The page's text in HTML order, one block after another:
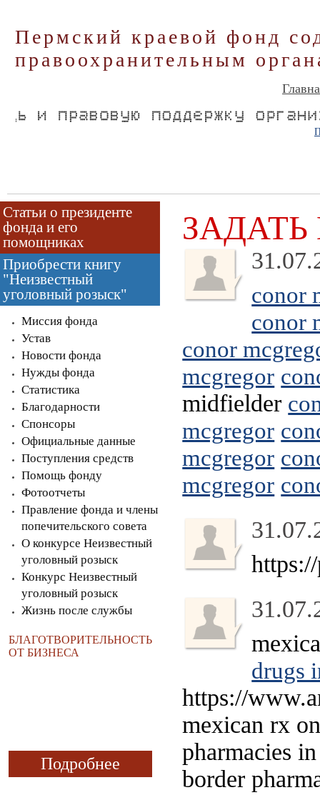
Пермский краевой фонд
правоохранительным
Статьи о президенте
фонда и его
помощниках
Приобрести книгу
"Неизвестный
уголовный розыск"
Миссия фонда
Устав
Новости фонда
Нужды фонда
Статистика
Благодарности
Спонсоры
Официальные данные
Поступления средств
Помощь фонду
Фотоотчеты
Правление фонда и члены
попечительского совета
О конкурсе Неизвестный
уголовный розыск
Конкурс Неизвестный
уголовный розыск
Жизнь после службы
БЛАГОТВОРИТЕЛЬНОСТЬ
ОТ БИЗНЕСА
Подробнее
conor
conor
conor
mcgregor
midfielder
mcgregor
mcgregor
mcgregor
drugs
https://
mexican rx
pharmacies
border